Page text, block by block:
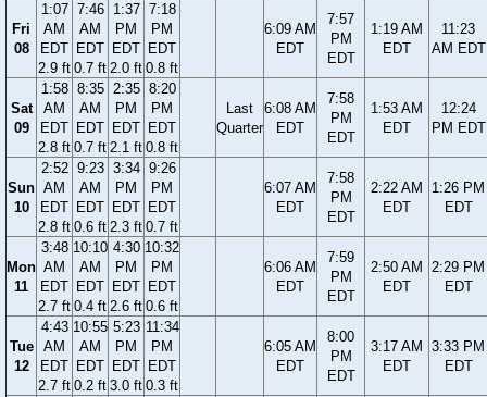
Fri
08
1:07
AM
EDT
2.9 ft
7:46
AM
EDT
0.7 ft
1:37
PM
EDT
2.0 ft
7:18
PM
EDT
0.8 ft
6:09 AM
EDT
7:57
PM
EDT
1:19 AM
EDT
11:23
AM EDT
Sat
09
1:58
AM
EDT
2.8 ft
8:35
AM
EDT
0.7 ft
2:35
PM
EDT
2.1 ft
8:20
PM
EDT
0.8 ft
Last
Quarter
6:08 AM
EDT
7:58
PM
EDT
1:53 AM
EDT
12:24
PM EDT
Sun
10
2:52
AM
EDT
2.8 ft
9:23
AM
EDT
0.6 ft
3:34
PM
EDT
2.3 ft
9:26
PM
EDT
0.7 ft
6:07 AM
EDT
7:58
PM
EDT
2:22 AM
EDT
1:26 PM
EDT
Mon
11
3:48
AM
EDT
2.7 ft
10:10
AM
EDT
0.4 ft
4:30
PM
EDT
2.6 ft
10:32
PM
EDT
0.6 ft
6:06 AM
EDT
7:59
PM
EDT
2:50 AM
EDT
2:29 PM
EDT
Tue
12
4:43
AM
EDT
2.7 ft
10:55
AM
EDT
0.2 ft
5:23
PM
EDT
3.0 ft
11:34
PM
EDT
0.3 ft
6:05 AM
EDT
8:00
PM
EDT
3:17 AM
EDT
3:33 PM
EDT